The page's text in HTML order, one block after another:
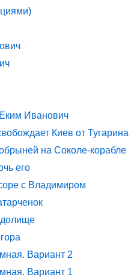
Иванович
Киев от Тугарина
на Соколе-корабле
его
с Владимиром
Вариант 2
Вариант 1